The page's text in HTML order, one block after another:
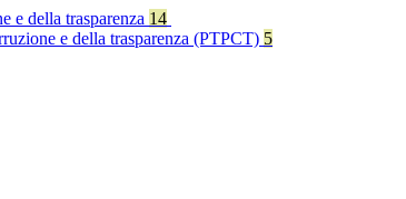
e della trasparenza 14
e della trasparenza (PTPCT) 5